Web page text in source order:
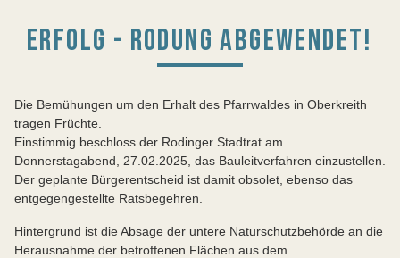
ERFOLG - RODUNG ABGEWENDET!
Die Bemühungen um den Erhalt des Pfarrwaldes in Oberkreith
tragen Früchte.
Einstimmig beschloss der Rodinger Stadtrat am
Donnerstagabend, 27.02.2025, das Bauleitverfahren einzustellen.
Der geplante Bürgerentscheid ist damit obsolet, ebenso das
entgegengestellte Ratsbegehren.
Hintergrund ist die Absage der untere Naturschutzbehörde an die
Herausnahme der betroffenen Flächen aus dem